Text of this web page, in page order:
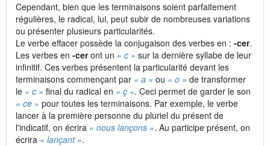
Cependant, bien que les terminaisons soient parfaitement
régulières, le radical, lui, peut subir de nombreuses variations
ou présenter plusieurs particularités.
Le verbe effacer possède la conjugaison des verbes en : -cer.
Les verbes en -ceront un « c » sur la dernière syllabe de leur
infinitif. Ces verbes présentent la particularité devant les
terminaisons commençant par « a » ou « o » de transformer
le « c » final du radical en « ç ». Ceci permet de garder le son
« ce » pour toutes les terminaisons. Par exemple, le verbe
lancer à la première personne du pluriel du présent de
l'indicatif, on écrira « nous lançons ». Au participe présent, on
écrira « lançant ».